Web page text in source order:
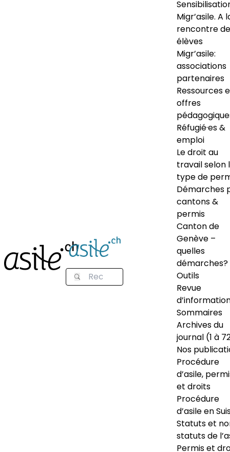
Migr’asile. A
rencontre
élèves
Migr’asile:
associations
partenaires
Ressources
offres
Réfugié·es &
emploi
Le droit au
travail selon
type de
Démarches
cantons &
permis
Canton de
Genève –
quelles
démarches?
Outils
Revue
Sommaires
Archives du
journal (1 à
Nos
Procédure
d’asile,
et droits
Procédure
d’asile en
Statuts et
statuts de
Permis et